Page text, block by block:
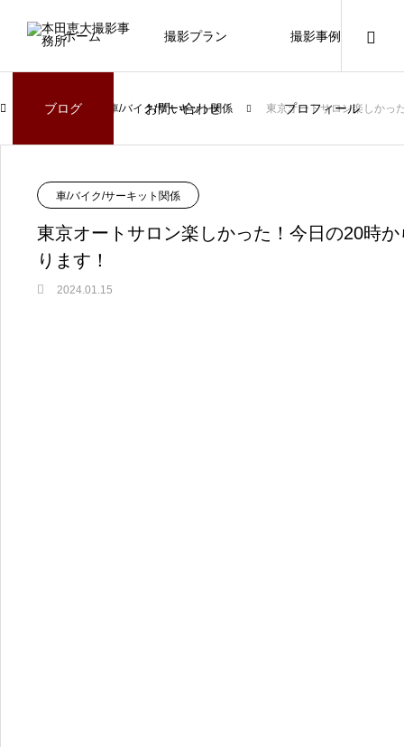
ホーム 撮影プラン 撮影事例
ブログ お問い合わせ プロフィール
ブログ 車/バイク/サーキット関係 東京オートサロン楽しかっ
車/バイク/サーキット関係
東京オートサロン楽しかった！今日の20時
ります！
2024.01.15